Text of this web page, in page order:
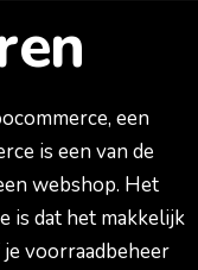
een
is een van de
webshop. Het
is dat het makkelijk
voorraadbeheer